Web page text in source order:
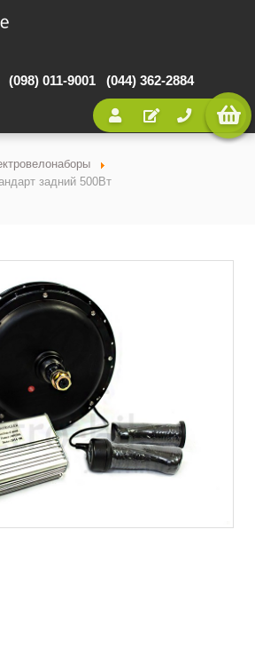
(098) 011-9001 (044) 362-2884
задний 500Вт